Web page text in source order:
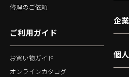
修理のご依頼
ご利用ガイド
お買い物ガイド
オンラインカタログ
企
個